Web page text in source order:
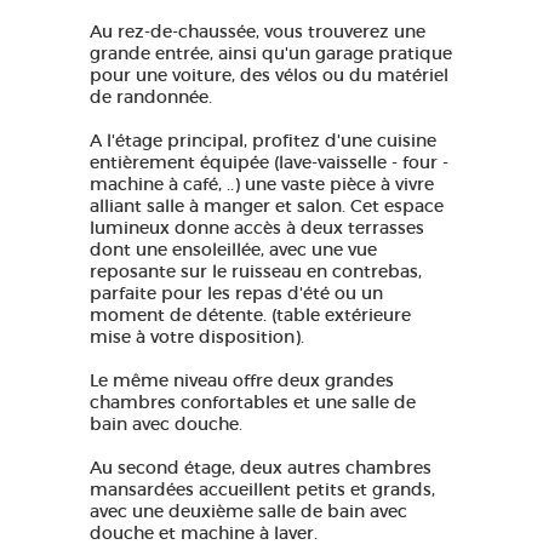
Au rez-de-chaussée, vous trouverez une
grande entrée, ainsi qu'un garage pratique
pour une voiture, des vélos ou du matériel
de randonnée.
A l'étage principal, profitez d'une cuisine
entièrement équipée (lave-vaisselle - four -
machine à café, ..) une vaste pièce à vivre
alliant salle à manger et salon. Cet espace
lumineux donne accès à deux terrasses
dont une ensoleillée, avec une vue
reposante sur le ruisseau en contrebas,
parfaite pour les repas d'été ou un
moment de détente. (table extérieure
mise à votre disposition).
Le même niveau offre deux grandes
chambres confortables et une salle de
bain avec douche.
Au second étage, deux autres chambres
mansardées accueillent petits et grands,
avec une deuxième salle de bain avec
douche et machine à laver.